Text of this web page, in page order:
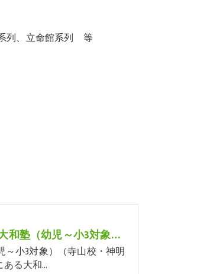
列、立命館系列 等
宇治市の育脳寺子屋 大和塾（幼児～小3対象）（寺山校・神明校）
～小3対象）（寺山校・神明
る大和…